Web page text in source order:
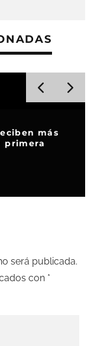
más
primera
será publicada.
con *